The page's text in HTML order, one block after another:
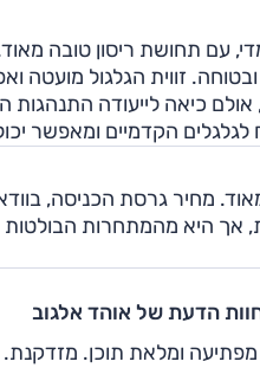
עם תחושת ריסון טובה
זווית הגלגול
אולם כיאה לייעודה
לגלגלים הקדמיים ומאפשר
מחיר גרסת הכניסה,
אך היא מהמתחרות הבולטות
הדעת של אוהד אלגוב
מפתיעה ומלאת תוכן. מזדקנת.